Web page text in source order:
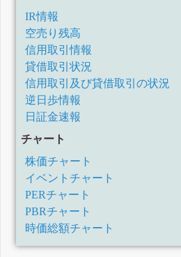
IR情報
空売り残高
信用取引情報
貸借取引状況
信用取引及び貸借取引の状況
逆日歩情報
日証金速報
チャート
株価チャート
イベントチャート
PERチャート
PBRチャート
時価総額チャート